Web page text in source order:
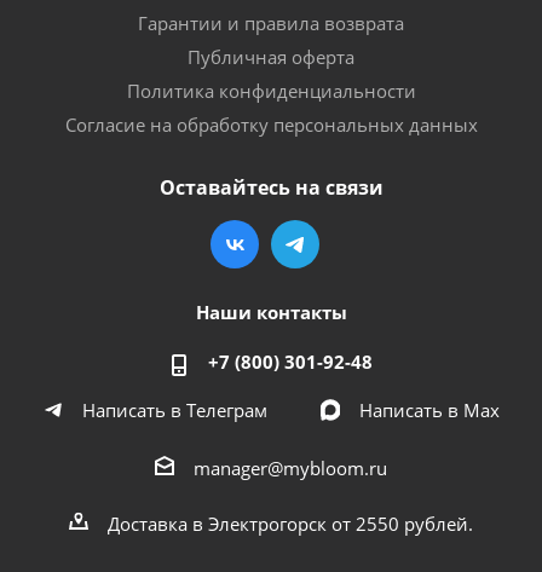
Гарантии и правила возврата
Публичная оферта
Политика конфиденциальности
Согласие на обработку персональных данных
Оставайтесь на связи
Наши контакты
+7 (800) 301-92-48
Написать в Телеграм
Написать в Мах
manager@mybloom.ru
Доставка в Электрогорск от 2550 рублей.